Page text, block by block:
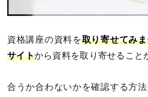
資格講座の資料を取り寄せてみ
サイトから資料を取り寄せること
合うか合わないかを確認する方